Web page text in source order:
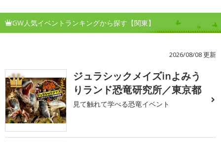
GW人気イベントランキングから探す【関東】
2026/08/08 更新
1
ジュラシックメイズinよみう
りランド恐竜研究所／東京都
見て触れて学べる恐竜イベント